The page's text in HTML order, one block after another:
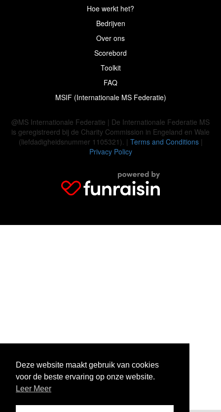
Deze website maakt gebruik van cookies
voor de beste ervaring op onze website.
Hoe werkt het?
Bedrijven
Over ons
Scorebord
Toolkit
FAQ
MSIF (Internationale MS Federatie)
@MS Internationale Federatie | De Internationale Federatie MS
is geregistreerd bij de Charity Commission in Engeland en Wale
(liefdadigheidsnummer 1105321). | Terms and Conditions|
Privacy Policy